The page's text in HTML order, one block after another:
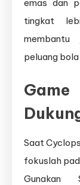
emas dan
tingkat
peluang
Saat
fokuslah
Gunakan